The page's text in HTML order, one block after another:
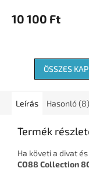
10 100 Ft
ÖSSZES
Leírás Hasonló (8)
Termék
Ha követi a divat
CO88 Collection